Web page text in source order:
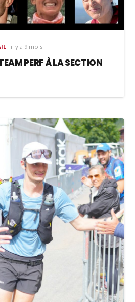
il y a 9 mois
PERF À LA SECTION